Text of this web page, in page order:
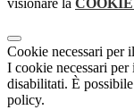
visionare la
Cookie necessari per
I cookie necessari per
disabilitati. È
policy.